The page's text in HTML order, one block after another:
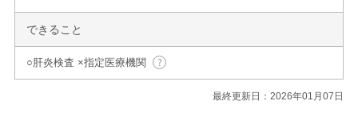
できること
○肝炎検査 ×指定医療機関
最終更新日：2026年01月07日